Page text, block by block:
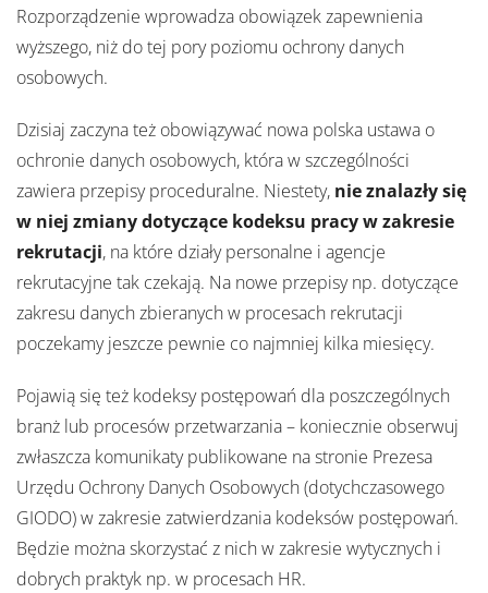
Rozporządzenie wprowadza obowiązek zapewnienia
wyższego, niż do tej pory poziomu ochrony danych
osobowych.
Dzisiaj zaczyna też obowiązywać nowa polska ustawa o
ochronie danych osobowych, która w szczególności
zawiera przepisy proceduralne. Niestety, nie znalazły się
w niej zmiany dotyczące kodeksu pracy w zakresie
rekrutacji, na które działy personalne i agencje
rekrutacyjne tak czekają. Na nowe przepisy np. dotyczące
zakresu danych zbieranych w procesach rekrutacji
poczekamy jeszcze pewnie co najmniej kilka miesięcy.
Pojawią się też kodeksy postępowań dla poszczególnych
branż lub procesów przetwarzania – koniecznie obserwuj
zwłaszcza komunikaty publikowane na stronie Prezesa
Urzędu Ochrony Danych Osobowych (dotychczasowego
GIODO) w zakresie zatwierdzania kodeksów postępowań.
Będzie można skorzystać z nich w zakresie wytycznych i
dobrych praktyk np. w procesach HR.